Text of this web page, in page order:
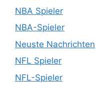
NBA Spieler
NBA-Spieler
Neuste Nachrichten
NFL Spieler
NFL-Spieler